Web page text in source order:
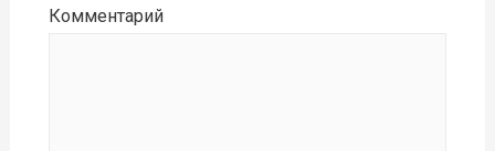
Комментарий